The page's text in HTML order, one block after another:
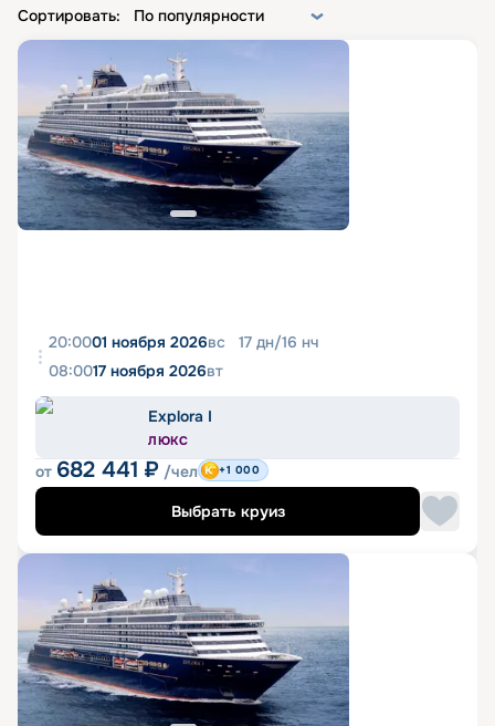
Сортировать: По популярности
20:0001 ноября 2026вс 17 дн/16 нч
08:0017 ноября 2026вт
Explora I
ЛЮКС
от 682 441 ₽ /чел +1 000
Выбрать круиз